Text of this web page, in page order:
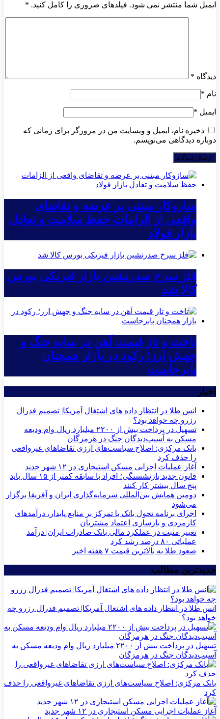
ایمیل شما منتشر نمی شود. فیلدهای ضروری را کامل کنید. *
دیدگاه *
نام *
ایمیل *
ذخیره نام، ایمیل و وبسایت من در مرورگر برای زمانی که
دوباره دیدگاهی می‌نویسم.
سازوکار مبتنی بر عرضه و تقاضای
واقعی از الزامات حفظ سلامت و تعادل
بازار فولاد
فلز سرخ صدرنشین بازار فیزیکی بورس
کالا شد
تاخت و تاز قیمت آهن در سایه جنگ و
جهش ارز؛ رکود در بازار همچنان
پابرجاست
اخبار
انس طلا در انتظار داده های اشتغال آمریکا| تصمیم فدرال
رزرو چه خواهد بود؟
تسهیل در پرداخت بیش از ۲۲۰۰ میلیارد ریال وام ودیعه
مسکن به آسیب‌دیدگان جنگ در هرمزگان
بانک مرکزی: اصلاح سیاست‌های ارزی تقاضاهای غیرواقعی
را حذف کرد
آغاز عملیات اجرایی مسکن استیجاری در ۱۲ شهر جدید
قانون جدید بازنشستگی؛ افراد با سابقه کمتر از ۱۵ سال باید
پنج سال بیشتر کار کنند
دومین همایش بین‌المللی سرمایه‌گذاری ایران و آفریقا برگزار
می‌شود
اجرای برنامه تحول بانک با تمرکز بر منابع پایدار، درآمدهای
کارمزدی و بازسازی اعتماد مشتریان
تغییر مثبت در عملکرد مالی بانک صادرات ایران| درآمد
عملیاتی ۸۰ درصد رشد کرد
صعود طلا به بالاترین قیمت ۷ هفته اخیر
جدیدترین مطالب
انس طلا در انتظار داده های اشتغال آمریکا| تصمیم فدرال رزرو چه
خواهد بود؟
تسهیل در پرداخت بیش از ۲۲۰۰ میلیارد ریال وام ودیعه مسکن به
آسیب‌دیدگان جنگ در هرمزگان
بانک مرکزی: اصلاح سیاست‌های ارزی تقاضاهای غیرواقعی را حذف
کرد
آغاز عملیات اجرایی مسکن استیجاری در ۱۲ شهر جدید